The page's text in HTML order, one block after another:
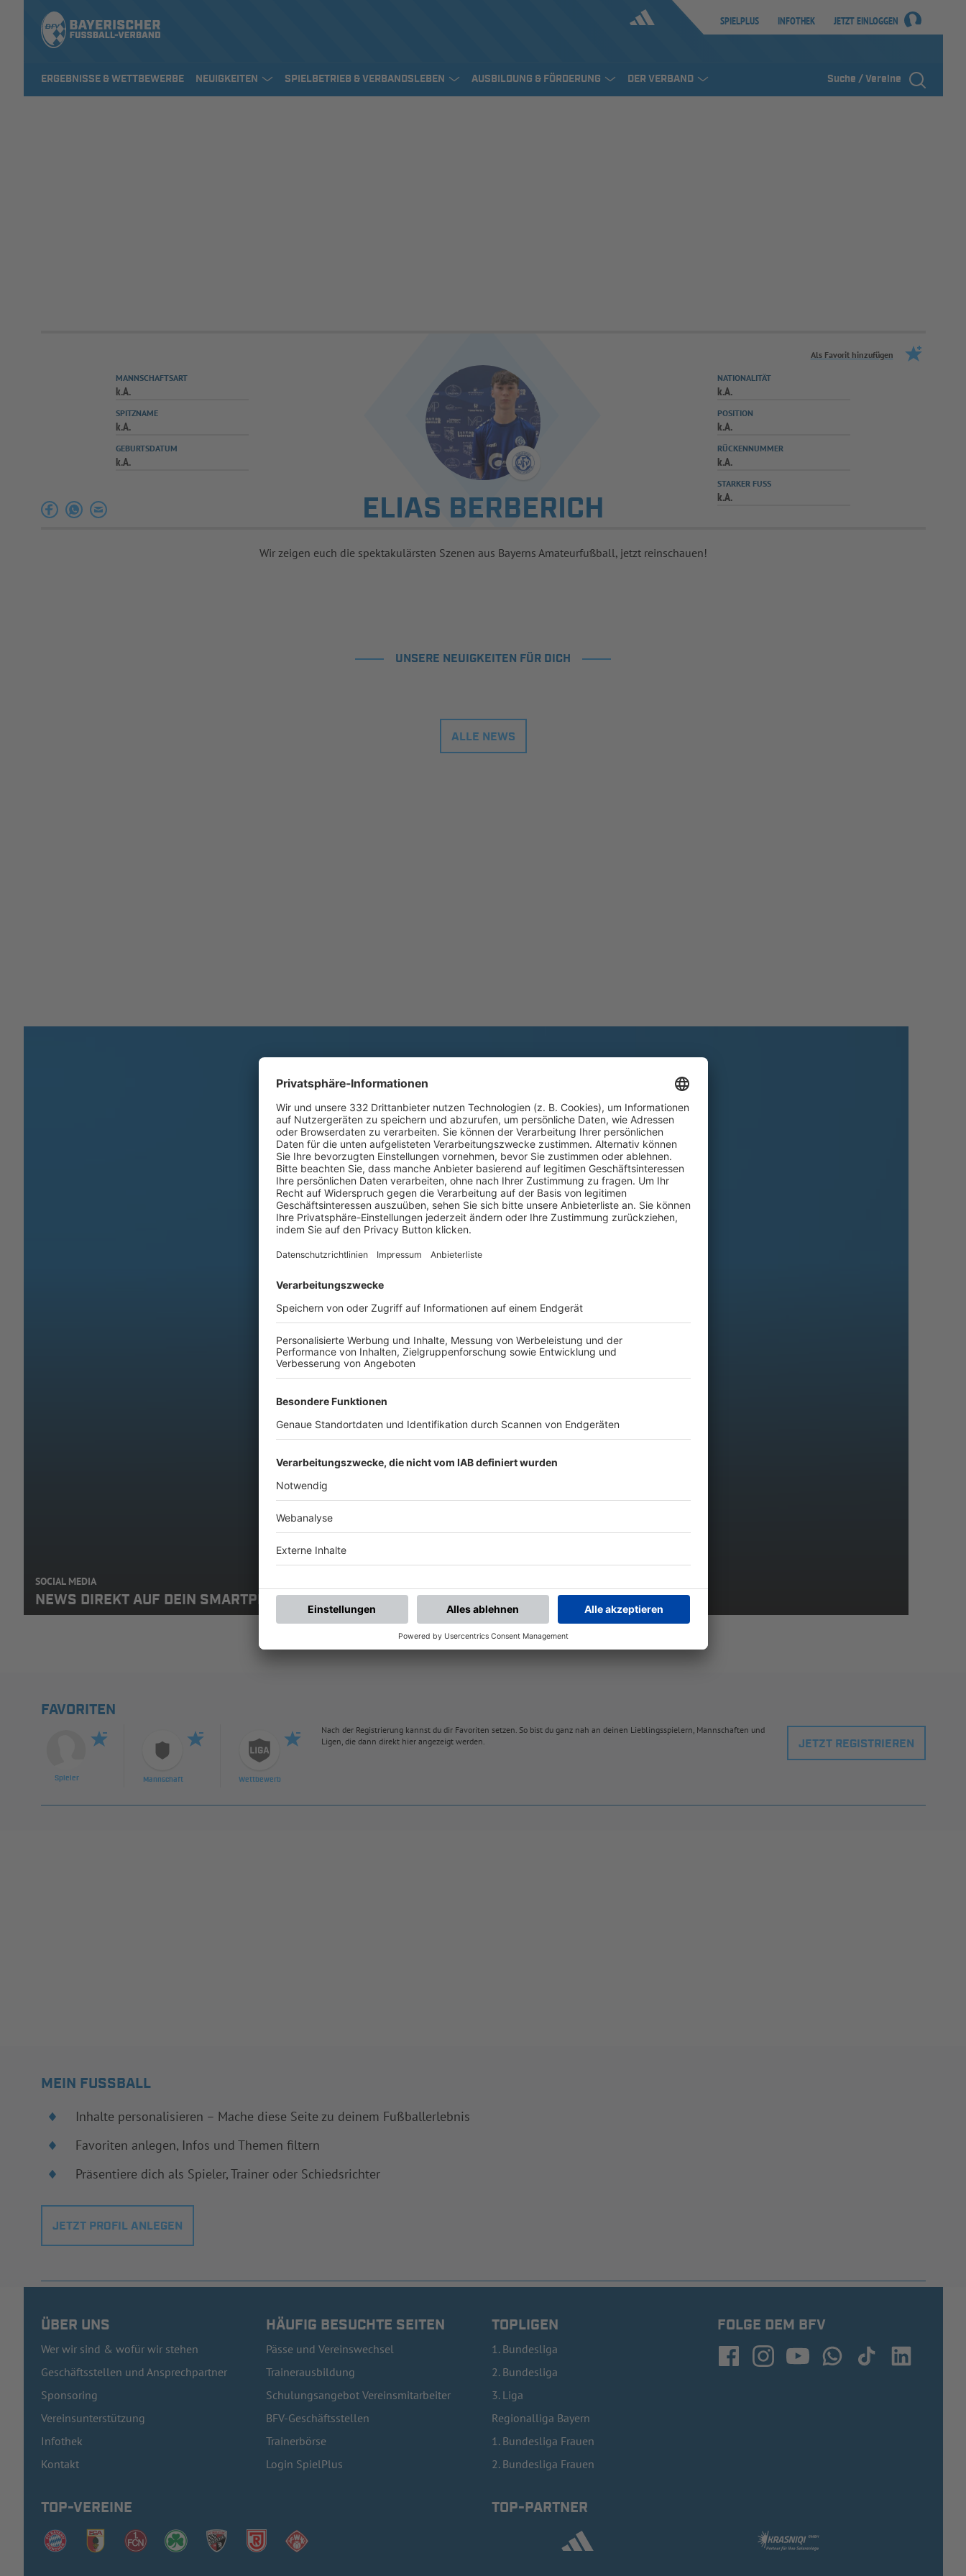
SPIELPLUS INFOTHEK JETZT EINLOGGEN
ERGEBNISSE & WETTBEWERBE NEUIGKEITEN SPIELBETRIEB & VERBANDSLEBEN AUSBILDUNG & FÖRDERUNG DER VERBAND Suche / Vereine
Als Favorit hinzufügen
ELIAS BERBERICH
MANNSCHAFTSART
k.A.
SPITZNAME
k.A.
GEBURTSDATUM
k.A.
NATIONALITÄT
k.A.
POSITION
k.A.
RÜCKENNUMMER
k.A.
STARKER FUSS
k.A.
Wir zeigen euch die spektakulärsten Szenen aus Bayerns Amateurfußball, jetzt reinschauen!
UNSERE NEUIGKEITEN FÜR DICH
ALLE NEWS
SOCIAL MEDIA
NEWS DIREKT AUF DEIN SMARTPHONE: ABONNIERE DEN BFV-WHATSAPP-KANAL!
FAVORITEN
Spieler Mannschaft Wettbewerb
Nach der Registrierung kannst du dir Favoriten setzen. So bist du ganz nah an deinen Lieblingsspielern, Mannschaften und
Ligen, die dann direkt hier angezeigt werden.
JETZT REGISTRIEREN
MEIN FUSSBALL
Inhalte personalisieren – Mache diese Seite zu deinem Fußballerlebnis
Favoriten anlegen, Infos und Themen filtern
Präsentiere dich als Spieler, Trainer oder Schiedsrichter
JETZT PROFIL ANLEGEN
ÜBER UNS
Wer wir sind & wofür wir stehen
Geschäftsstellen und Ansprechpartner
Sponsoring
Vereinsunterstützung
Infothek
Kontakt
HÄUFIG BESUCHTE SEITEN
Pässe und Vereinswechsel
Trainerausbildung
Schulungsangebot Vereinsmitarbeiter
BFV-Geschäftsstellen
Trainerbörse
Login SpielPlus
TOPLIGEN
1. Bundesliga
2. Bundesliga
3. Liga
Regionalliga Bayern
1. Bundesliga Frauen
2. Bundesliga Frauen
FOLGE DEM BFV
TOP-VEREINE TOP-PARTNER